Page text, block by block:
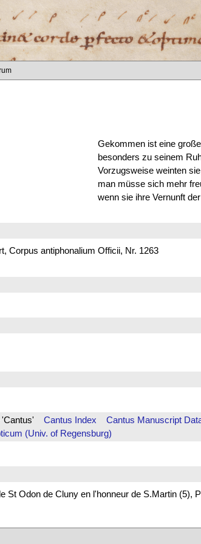
Gekommen ist eine
besonders zu seinem
Vorzugsweise weinten
man müsse sich mehr
wenn sie ihre Vernunft
Corpus antiphonalium Officii, Nr. 1263
'Cantus' Cantus Index
Cantus Manuscript
(Univ. of Regensburg)
St Odon de Cluny en l'honneur de S.Martin (5),